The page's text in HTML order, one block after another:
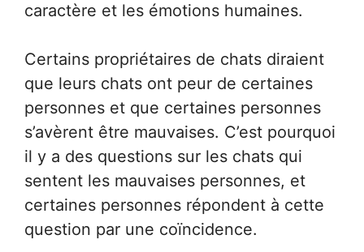
caractère et les émotions humaines.
Certains propriétaires de chats diraient
que leurs chats ont peur de certaines
personnes et que certaines personnes
s’avèrent être mauvaises. C’est pourquoi
il y a des questions sur les chats qui
sentent les mauvaises personnes, et
certaines personnes répondent à cette
question par une coïncidence.